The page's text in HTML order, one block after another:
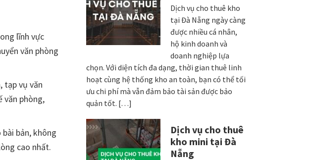
lĩnh vực
văn phòng
tạp vụ văn
văn phòng,
bản, không
cao nhất.
Dịch vụ cho thuê kho
tại Đà Nẵng ngày càng
được nhiều cá nhân,
hộ kinh doanh và
doanh nghiệp lựa
chọn. Với diện tích đa dạng, thời gian thuê linh
hoạt cùng hệ thống kho an toàn, bạn có thể tối
ưu chi phí mà vẫn đảm bảo tài sản được bảo
quản tốt. […]
Dịch vụ cho thuê
kho mini tại Đà
Nẵng